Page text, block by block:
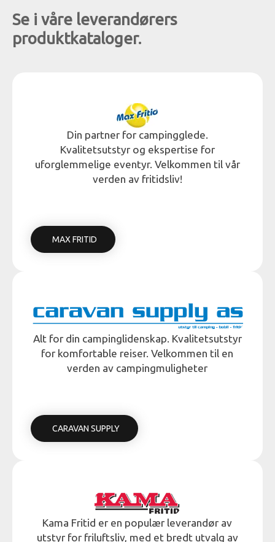
Se i våre leverandørers
produktkataloger.
Din partner for campingglede.
Kvalitetsutstyr og ekspertise for
uforglemmelige eventyr. Velkommen til vår
verden av fritidsliv!
MAX FRITID
Alt for din campinglidenskap. Kvalitetsutstyr
for komfortable reiser. Velkommen til en
verden av campingmuligheter
CARAVAN SUPPLY
Kama Fritid er en populær leverandør av
utstyr for friluftsliv, med et bredt utvalg av